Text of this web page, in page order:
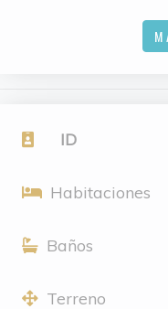
ID
Habitaciones
Baños
Terreno